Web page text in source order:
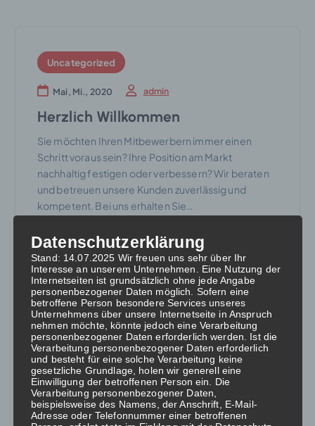
Uncategorized
Mai, Mi., 2020 admin
Herzlich Willkommen
Sie möchten Ihren Mitbewerbern immer einen
Schritt voraus sein? Ihre Position am Markt
nachhaltig festigen oder verbessern? Wir beraten
und betreuen unsere Kunden zuverlässig und
kompetent. Bei uns erhalten Sie…
Suche
S
u
c
h
Datenschutzerklärung
Stand: 14.07.2025 Wir freuen uns sehr über Ihr
Interesse an unserem Unternehmen. Eine Nutzung der
Internetseiten ist grundsätzlich ohne jede Angabe
personenbezogener Daten möglich. Sofern eine
betroffene Person besondere Services unseres
Unternehmens über unsere Internetseite in Anspruch
nehmen möchte, könnte jedoch eine Verarbeitung
personenbezogener Daten erforderlich werden. Ist die
Verarbeitung personenbezogener Daten erforderlich
und besteht für eine solche Verarbeitung keine
gesetzliche Grundlage, holen wir generell eine
Einwilligung der betroffenen Person ein. Die
Verarbeitung personenbezogener Daten,
beispielsweise des Namens, der Anschrift, E-Mail-
Adresse oder Telefonnummer einer betroffenen